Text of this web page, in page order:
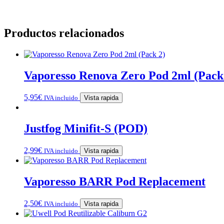
Productos relacionados
Vaporesso Renova Zero Pod 2ml
5,95€ IVA incluido Vista rapida
Justfog Minifit-S (POD)
2,99€ IVA incluido Vista rapida
Vaporesso BARR Pod Replacement
2,50€ IVA incluido Vista rapida